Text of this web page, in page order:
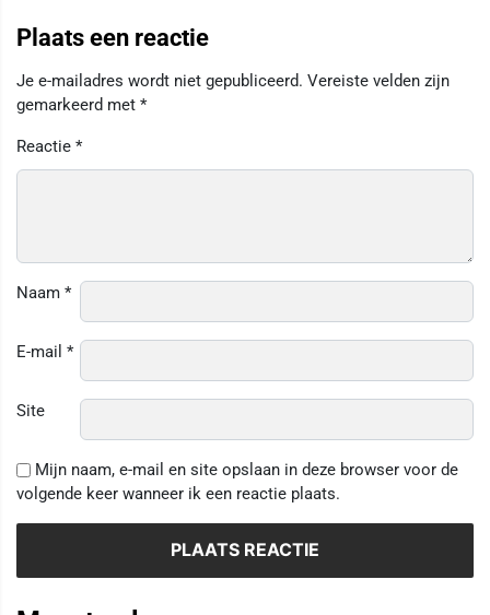
Plaats een reactie
Je e-mailadres wordt niet gepubliceerd. Vereiste velden zijn
gemarkeerd met *
Reactie *
Naam *
E-mail *
Site
Mijn naam, e-mail en site opslaan in deze browser voor de
volgende keer wanneer ik een reactie plaats.